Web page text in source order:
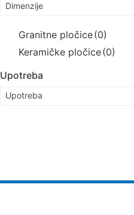
Dimenzije
Granitne pločice(0)
Keramičke pločice(0)
Upotreba
Upotreba